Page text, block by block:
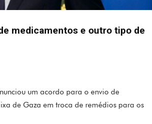
medicamentos e outro tipo de
um acordo para o envio de
de Gaza em troca de remédios para os